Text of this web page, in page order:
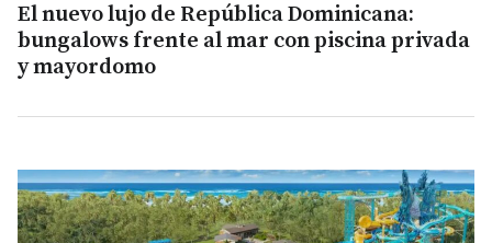
El nuevo lujo de República Dominicana:
bungalows frente al mar con piscina privada
y mayordomo